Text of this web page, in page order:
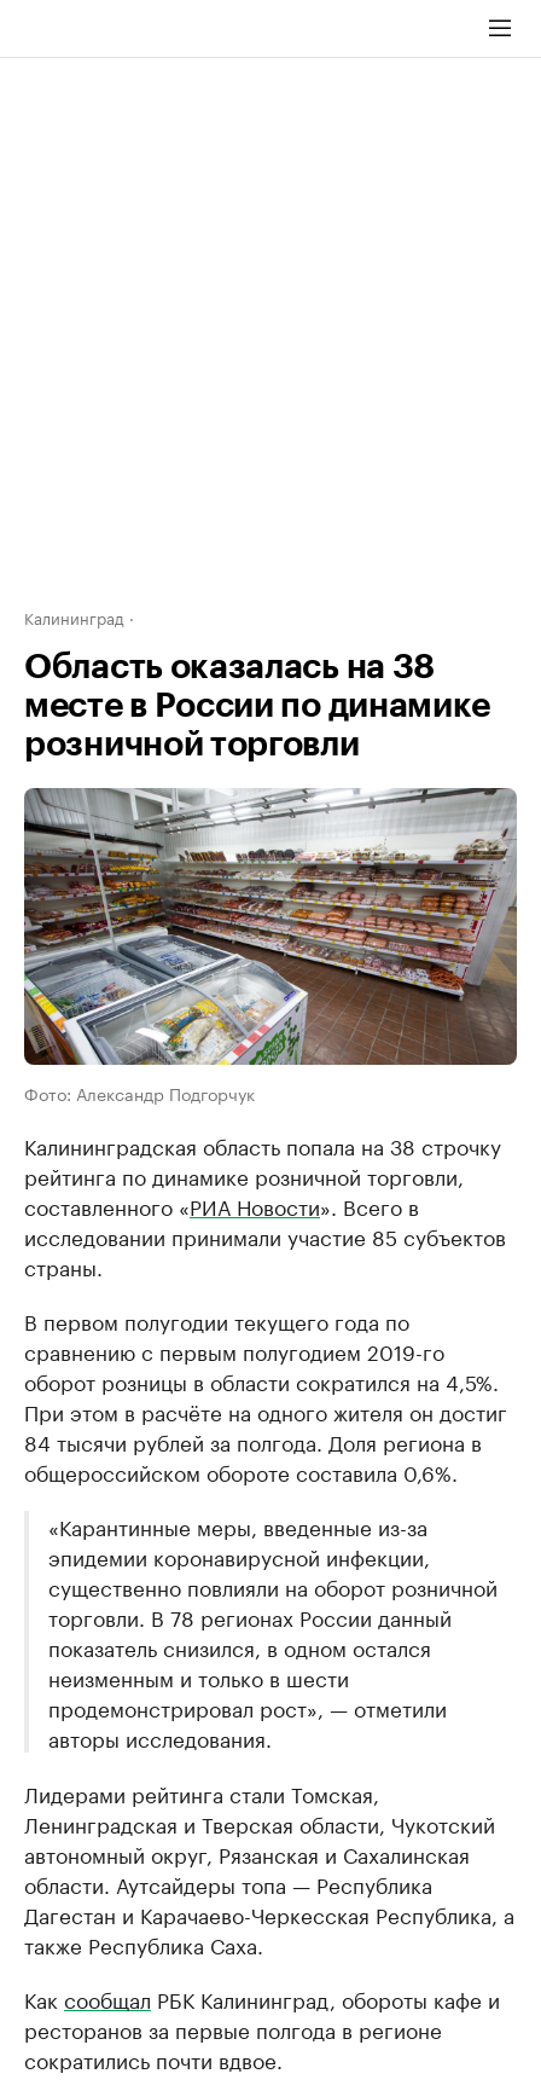
Калининград
Область оказалась на 38
месте в России по динамике
розничной торговли
Фото: Александр Подгорчук
Калининградская область попала на 38 строчку
рейтинга по динамике розничной торговли,
составленного «РИА Новости». Всего в
исследовании принимали участие 85 субъектов
страны.
В первом полугодии текущего года по
сравнению с первым полугодием 2019-го
оборот розницы в области сократился на 4,5%.
При этом в расчёте на одного жителя он достиг
84 тысячи рублей за полгода. Доля региона в
общероссийском обороте составила 0,6%.
«Карантинные меры, введенные из-за
эпидемии коронавирусной инфекции,
существенно повлияли на оборот розничной
торговли. В 78 регионах России данный
показатель снизился, в одном остался
неизменным и только в шести
продемонстрировал рост», — отметили
авторы исследования.
Лидерами рейтинга стали Томская,
Ленинградская и Тверская области, Чукотский
автономный округ, Рязанская и Сахалинская
области. Аутсайдеры топа — Республика
Дагестан и Карачаево-Черкесская Республика, а
также Республика Саха.
Как сообщал РБК Калининград, обороты кафе и
ресторанов за первые полгода в регионе
сократились почти вдвое.